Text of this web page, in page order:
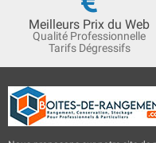
Meilleurs Prix du Web
Qualité Professionnelle
Tarifs Dégressifs